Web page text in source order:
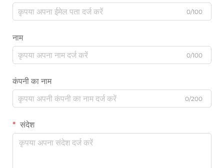
0/100
नाम
0/100
कंपनी का नाम
0/200
संदेश